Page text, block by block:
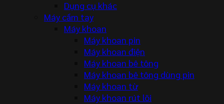
Dụng cụ khác
Máy cầm tay
Máy khoan
Máy khoan pin
Máy khoan điện
Máy khoan bê tông
Máy khoan bê tông dùng pin
Máy khoan từ
Máy khoan rút lõi